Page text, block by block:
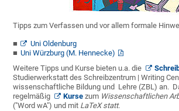
Tipps zum Verfassen und vor allem formale
Uni Oldenburg
Uni Würzburg (M. Hennecke)
Weitere Tipps und Kurse bieten u.a. die
Studierwerkstatt des Schreibzentrum | Writing
wissenschaftliche Bildung und Lehre (ZBL) an.
regelmäßig
Kurse zum Wissenschaftlichen
("Word wA") und mit LaTeX statt.